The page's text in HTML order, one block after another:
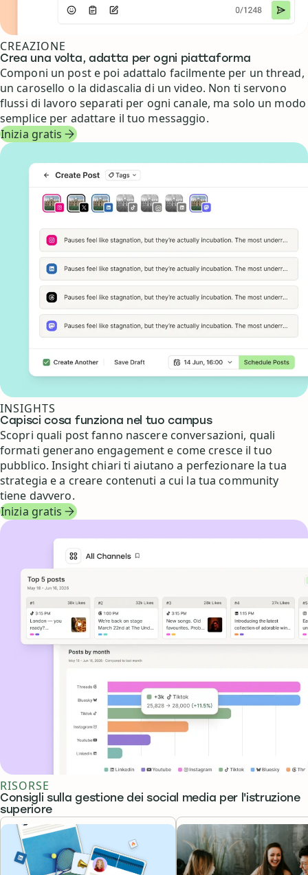
CREAZIONE
Crea una volta, adatta per ogni piattaforma
Componi un post e poi adattalo facilmente per un thread,
un carosello o la didascalia di un video. Non ti servono
flussi di lavoro separati per ogni canale, ma solo un modo
semplice per adattare il tuo messaggio.
Inizia gratis
INSIGHTS
Capisci cosa funziona nel tuo campus
Scopri quali post fanno nascere conversazioni, quali
formati generano engagement e come cresce il tuo
pubblico. Insight chiari ti aiutano a perfezionare la tua
strategia e a creare contenuti a cui la tua community
tiene davvero.
Inizia gratis
RISORSE
Consigli sulla gestione dei social media per l'istruzione
superiore